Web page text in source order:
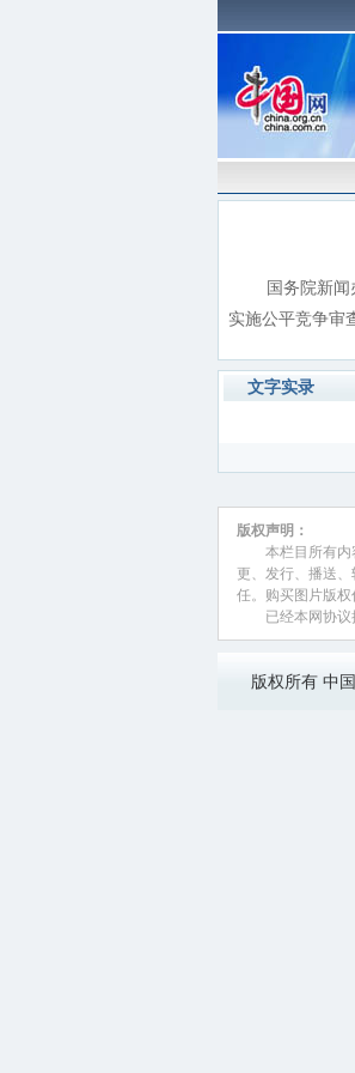
国务院新闻办
实施公平竞争审
文字实录